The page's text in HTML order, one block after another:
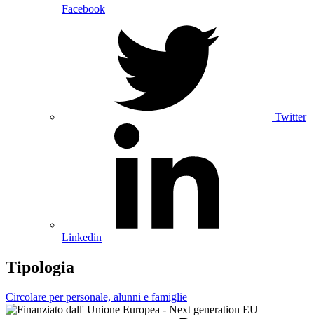
Facebook
Twitter
Linkedin
Tipologia
Circolare per personale, alunni e famiglie